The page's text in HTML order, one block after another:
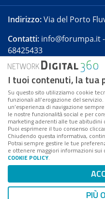
Indirizzo:Via del Porto
Contatti: info@forumpa.it
68425433
Forumpa.itè una
presso Registro della
Reg. n. 182 del 2 maggio
FPA s.r.l. è società
Coordinamento da parte
è un'azienda certificata
Codice Fiscale/Partita IVA
n.
I tuoi contenuti, la tua
Su questo sito utilizziamo cookie
funzionali all’erogazione del
un’esperienza di navigazione
le nostre funzionalità social e per
marketing aderenti alle tue abitudini
Puoi esprimere il tuo consenso
Chiudendo questa informativa,
Potrai sempre gestire le tue
e ottenere maggiori informazioni
COOKIE POLICY.
PIÙ